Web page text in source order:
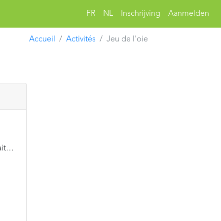
FR NL Inschrijving Aanmelden
Accueil Activités Jeu de l'oie